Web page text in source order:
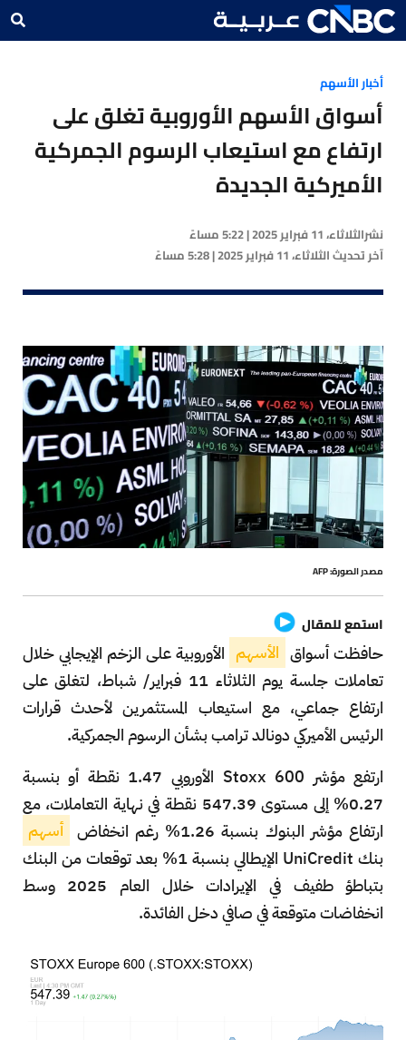
أخبار الأسهم
أسواق الأسهم الأوروبية تغلق على
ارتفاع مع استيعاب الرسوم الجمركية
الأميركية الجديدة
نشرالثلاثاء، 11 فبراير 2025 | 5:22 مساءً
آخر تحديثالثلاثاء، 11 فبراير 2025 | 5:28 مساءً
مصدر الصورة: AFP
استمع للمقال
حافظت أسواق الأسهم الأوروبية على الزخم الإيجابي خلال
تعاملات جلسة يوم الثلاثاء 11 فبراير/ شباط، لتغلق على
ارتفاع جماعي، مع استيعاب المستثمرين لأحدث قرارات
الرئيس الأميركي دونالد ترامب بشأن الرسوم الجمركية.
ارتفع مؤشر Stoxx 600 الأوروبي 1.47 نقطة أو بنسبة
0.27% إلى مستوى 547.39 نقطة في نهاية التعاملات، مع
ارتفاع مؤشر البنوك بنسبة 1.26% رغم انخفاض
أسهم
بنك UniCredit الإيطالي بنسبة 1% بعد توقعات من البنك
بتباطؤ طفيف في الإيرادات خلال العام 2025 وسط
انخفاضات متوقعة في صافي دخل الفائدة.